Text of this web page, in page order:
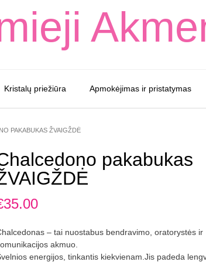
Kristalų priežiūra Apmokėjimas ir pristatymas
PAKABUKAS ŽVAIGŽDĖ
pakabukas
35.00
– tai nuostabus bendravimo, oratorystės ir
akmuo.
energijos, tinkantis kiekvienam.Jis padeda